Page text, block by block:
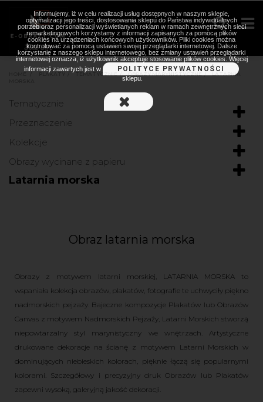
PLAKATY > TEMATYCZNIE
LATARNIA
Tematycznie
Przeznaczenie
Kolekcje
Obrazy wycinane z papieru
Latarnia morska
Obraz latarnia morska
Obrazy z motywem latarni morskiej, LATARNIA MORSKA to
wspaniała kolekcja obrazów, plakatów, fotografie te uchwyciły piękno
nadmorskich pejzaży. Bajeczne kompozycje Plakatów lub Obrazów
Canvas z motywem Nadmorskich Pejzaży, Latarni Morskich stworzą
niepowtarzalny styl marynistyczny we wnętrzach. Artystyczne
drukowane dekoracje na ścianę z motywem Latarni Morskich w
dominujących niebieskich kolorach, pięknie łączą się popularnymi
kolorami. Szczegółowy i precyzyjny druk Obrazów lub Plakatów
zapewni wysoką, galeryjną jakość dekoracji.
Informujemy, iż w celu realizacji usług dostępnych w naszym sklepie,
optymalizacji jego treści, dostosowania sklepu do Państwa indywidualnych
potrzeb oraz personalizacji wyświetlanych reklam w ramach zewnętrznych sieci
remarketingowych korzystamy z informacji zapisanych za pomocą plików
cookies na urządzeniach końcowych użytkowników. Pliki cookies można
kontrolować za pomocą ustawień swojej przeglądarki internetowej. Dalsze
korzystanie z naszego sklepu internetowego, bez zmiany ustawień przeglądarki
internetowej oznacza, iż użytkownik akceptuje stosowanie plików cookies. Więcej
informacji zawartych jest w
POLITYCE PRYWATNOŚCI
sklepu.